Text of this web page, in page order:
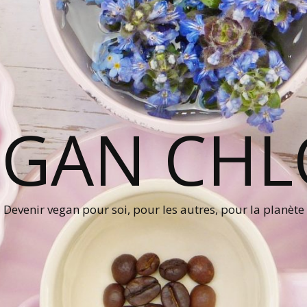
Devenir vegan pour soi, pour les autres, pour la planète